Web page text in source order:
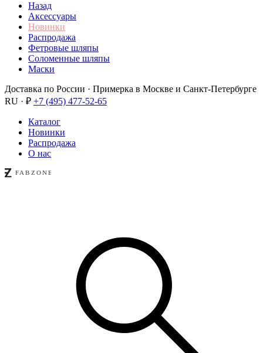
Назад
Аксессуары
Новинки
Распродажа
Фетровые шляпы
Соломенные шляпы
Маски
Доставка по России · Примерка в Москве и Санкт-Петербурге
RU · ₽ +7 (495) 477-52-65
Каталог
Новинки
Распродажа
О нас